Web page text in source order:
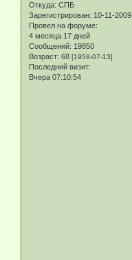
Откуда: СПБ
Зарегистрирован: 10-11-2009
Провел на форуме:
4 месяца 17 дней
Сообщений: 19850
Возраст: 68 [1958-07-13]
Последний визит:
Вчера 07:10:54